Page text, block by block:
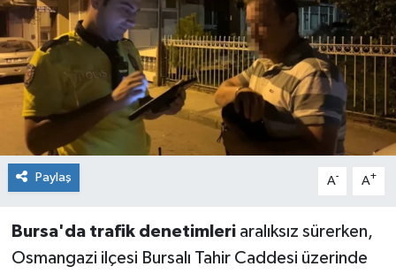
Paylaş A- A+
Bursa'da trafik denetimleriaralıksız sürerken,
Osmangazi ilçesi Bursalı Tahir Caddesi üzerinde
Türkiye